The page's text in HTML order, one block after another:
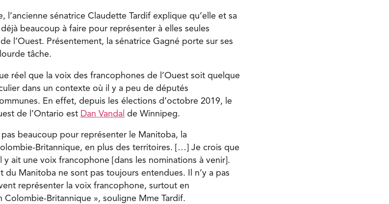
l’ancienne sénatrice Claudette Tardif explique qu’elle et sa
beaucoup à faire pour représenter à elles seules
l’Ouest. Présentement, la sénatrice Gagné porte sur ses
tâche.
réel que la voix des francophones de l’Ouest soit quelque
dans un contexte où il y a peu de députés
En effet, depuis les élections d’octobre 2019, le
de l’Ontario est Dan Vandal de Winnipeg.
beaucoup pour représenter le Manitoba, la
Britannique, en plus des territoires. […] Je crois que
y ait une voix francophone [dans les nominations à venir].
du Manitoba ne sont pas toujours entendues. Il n’y a pas
représenter la voix francophone, surtout en
Colombie-Britannique », souligne Mme Tardif.